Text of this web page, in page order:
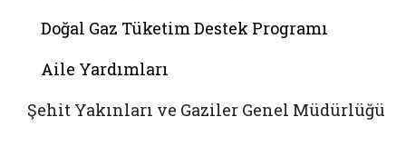
Doğal Gaz Tüketim Destek Programı
Aile Yardımları
Şehit Yakınları ve Gaziler Genel Müdürlüğü